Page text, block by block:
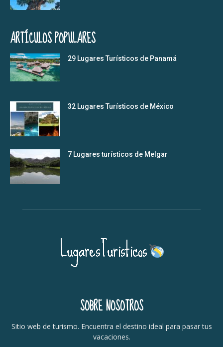
ARTÍCULOS POPULARES
29 Lugares Turísticos de Panamá
32 Lugares Turísticos de México
7 Lugares turísticos de Melgar
SOBRE NOSOTROS
Sitio web de turismo. Encuentra el destino ideal para pasar tus
vacaciones.